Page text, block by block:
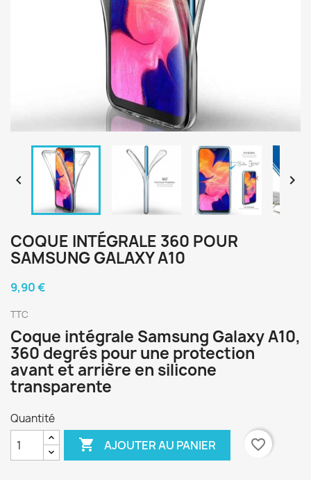
 
COQUE INTÉGRALE 360 POUR
SAMSUNG GALAXY A10
9,90 €
TTC
Coque intégrale Samsung Galaxy A10,
360 degrés pour une protection
avant et arrière en silicone
transparente
Quantité
 AJOUTER AU PANIER favorite_border